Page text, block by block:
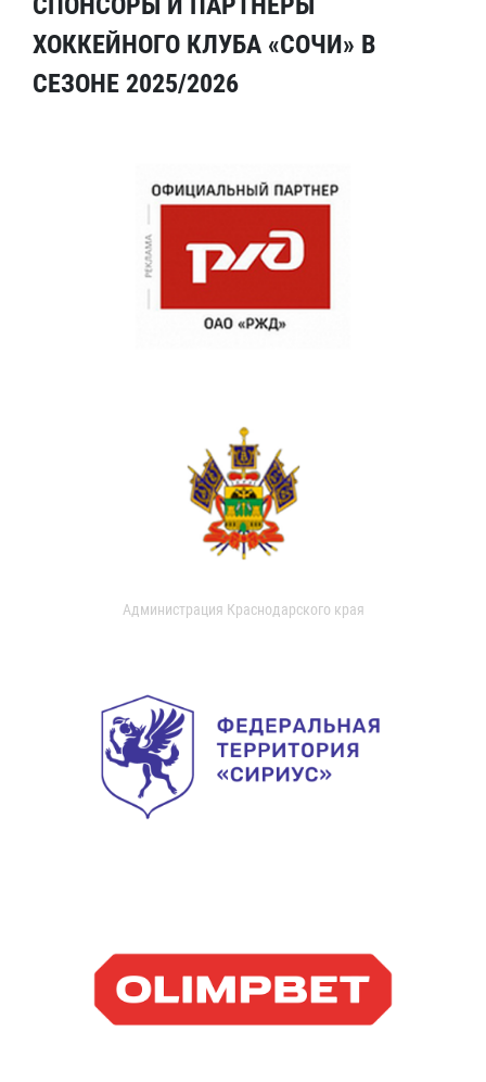
ХОККЕЙНОГО КЛУБА «СОЧИ» В
СЕЗОНЕ 2025/2026
Администрация Краснодарского края